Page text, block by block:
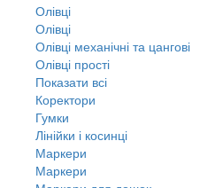
Олівці
Олівці
Олівці механічні та цангові
Олівці прості
Показати всі
Коректори
Гумки
Лінійки і косинці
Маркери
Маркери